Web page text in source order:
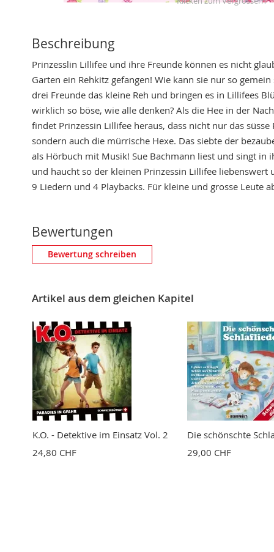
to
beginning
of
the
images
gallery
Beschreibung
Prinzesslin Lillifee und ihre Freunde können es nicht
Garten ein Rehkitz gefangen! Wie kann sie nur so
drei Freunde das kleine Reh und bringen es in Lillifees
wirklich so böse, wie alle denken? Als die Hee in der
findet Prinzessin Lillifee heraus, dass nicht nur das
sondern auch die mürrische Hexe. Das siebte der
als Hörbuch mit Musik! Sue Bachmann liest und singt in
und haucht so der kleinen Prinzessin Lillifee liebenswert
9 Liedern und 4 Playbacks. Für kleine und grosse Leute
Bewertungen
Eigene Bewertung schreiben
Bewertung
BEWERTUNG ABSCHICKEN
Bewertung schreiben
Artikel aus dem gleichen Kapitel
K.O. - Detektive im Einsatz Vol. 2
24,80 CHF
Die schönschte
29,00 CHF